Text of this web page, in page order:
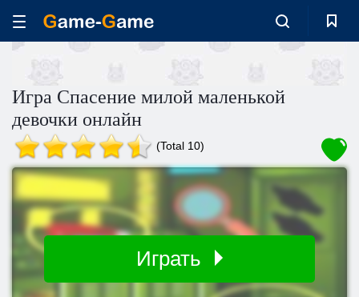
Игра Спасение милой маленькой
девочки онлайн
(Total 10)
Играть